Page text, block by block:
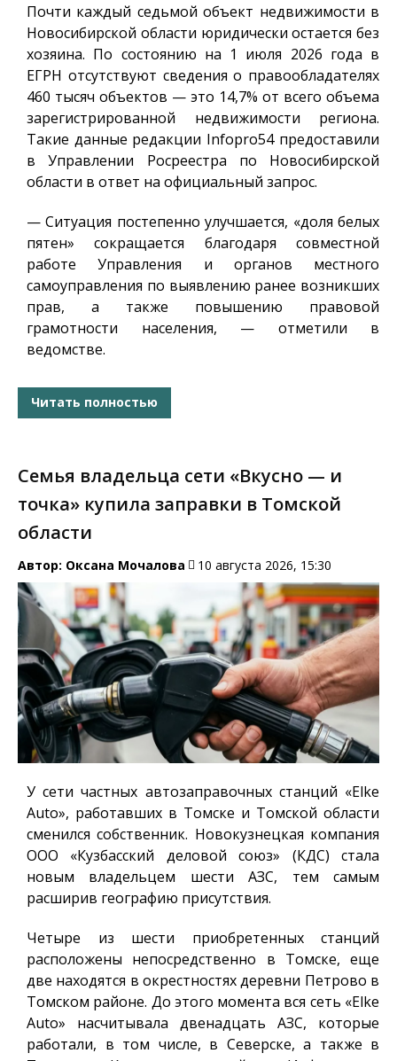
Почти каждый седьмой объект недвижимости в
Новосибирской области юридически остается без
хозяина. По состоянию на 1 июля 2026 года в
ЕГРН отсутствуют сведения о правообладателях
460 тысяч объектов — это 14,7% от всего объема
зарегистрированной недвижимости региона.
Такие данные редакции Infopro54предоставили
в Управлении Росреестра по Новосибирской
области в ответ на официальный запрос.
— Ситуация постепенно улучшается, «доля белых
пятен» сокращается благодаря совместной
работе Управления и органов местного
самоуправления по выявлению ранее возникших
прав, а также повышению правовой
грамотности населения, — отметили в
ведомстве.
Читать полностью
Семья владельца сети «Вкусно — и
точка» купила заправки в Томской
области
Автор: Оксана Мочалова 10 августа 2026, 15:30
У сети частных автозаправочных станций «Elke
Auto», работавших в Томске и Томской области
сменился собственник. Новокузнецкая компания
ООО «Кузбасский деловой союз» (КДС) стала
новым владельцем шести АЗС, тем самым
расширив географию присутствия.
Четыре из шести приобретенных станций
расположены непосредственно в Томске, еще
две находятся в окрестностях деревни Петрово в
Томском районе. До этого момента вся сеть «Elke
Auto» насчитывала двенадцать АЗС, которые
работали, в том числе, в Северске, а также в